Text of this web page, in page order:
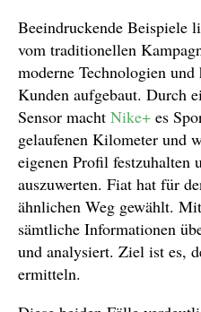
Beeindruckende Beispiele
vom traditionellen
moderne Technologien
Kunden aufgebaut. Durch
Sensor macht Nike+ es
gelaufenen Kilometer und
eigenen Profil festzuhalten
auszuwerten. Fiat hat für
ähnlichen Weg gewählt. Mit
sämtliche Informationen
und analysiert. Ziel ist es,
ermitteln.